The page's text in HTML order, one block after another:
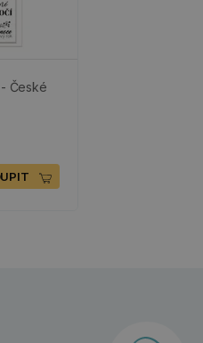
- České